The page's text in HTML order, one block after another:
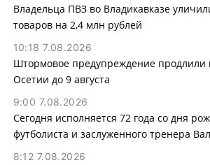
Владельца ПВЗ во Владикавказе
товаров на 2,4 млн рублей
10:18 7.08.2026
Штормовое предупреждение продлили
Осетии до 9 августа
9:00 7.08.2026
Сегодня исполняется 72 года со дня
футболиста и заслуженного тренера
8:12 7.08.2026